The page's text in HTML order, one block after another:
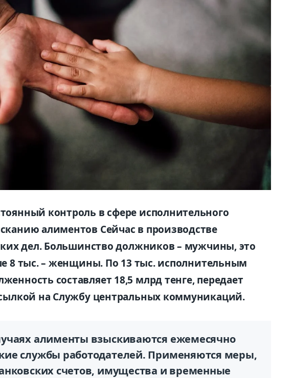
контроль в сфере исполнительного
алиментов Сейчас в производстве
дел. Большинство должников – мужчины, это
8 тыс. – женщины. По 13 тыс. исполнительным
составляет 18,5 млрд тенге, передает
на Службу центральных коммуникаций.
алименты взыскиваются ежемесячно
службы работодателей. Применяются меры,
счетов, имущества и временные